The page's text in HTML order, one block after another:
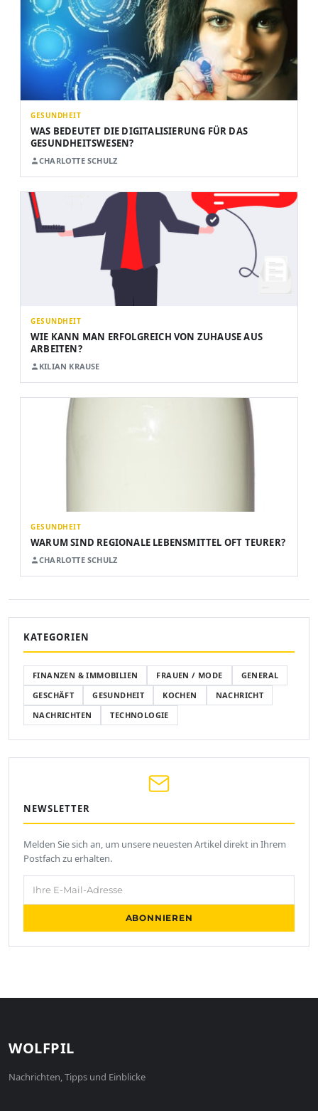
GESUNDHEIT
WAS BEDEUTET DIE DIGITALISIERUNG FÜR DAS
GESUNDHEITSWESEN?
CHARLOTTE SCHULZ
GESUNDHEIT
WIE KANN MAN ERFOLGREICH VON ZUHAUSE AUS
ARBEITEN?
KILIAN KRAUSE
GESUNDHEIT
WARUM SIND REGIONALE LEBENSMITTEL OFT TEURER?
CHARLOTTE SCHULZ
KATEGORIEN
FINANZEN & IMMOBILIEN FRAUEN / MODE
GENERAL
GESCHÄFT
GESUNDHEIT KOCHEN
NACHRICHT
NACHRICHTEN
TECHNOLOGIE
NEWSLETTER
Melden Sie sich an, um unsere neuesten Artikel direkt in Ihrem
Postfach zu erhalten.
Ihre E-Mail-Adresse
ABONNIEREN
WOLFPIL
Nachrichten, Tipps und Einblicke